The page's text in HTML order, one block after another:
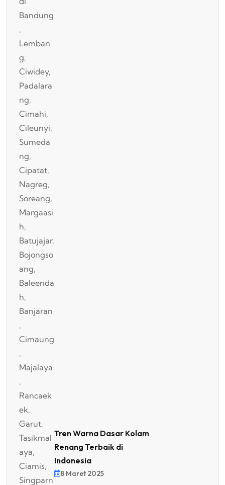
Tren Warna Dasar Kolam
Renang Terbaik di
Indonesia
8 Maret 2025